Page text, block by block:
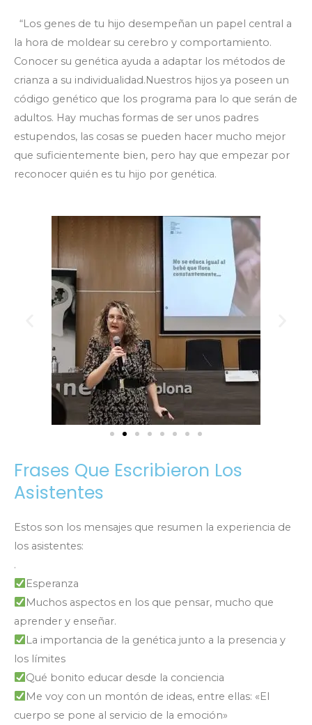
“Los genes de tu hijo desempeñan un papel central a
la hora de moldear su cerebro y comportamiento.
Conocer su genética ayuda a adaptar los métodos de
crianza a su individualidad.Nuestros hijos ya poseen un
código genético que los programa para lo que serán de
adultos. Hay muchas formas de ser unos padres
estupendos, las cosas se pueden hacer mucho mejor
que suficientemente bien, pero hay que empezar por
reconocer quién es tu hijo por genética.
Frases Que Escribieron Los
Asistentes
Estos son los mensajes que resumen la experiencia de
los asistentes:
.
Esperanza
Muchos aspectos en los que pensar, mucho que
aprender y enseñar.
La importancia de la genética junto a la presencia y
los límites
Qué bonito educar desde la conciencia
Me voy con un montón de ideas, entre ellas: «El
cuerpo se pone al servicio de la emoción»